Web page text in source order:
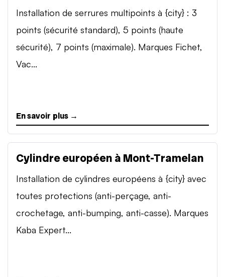
Installation de serrures multipoints à {city} : 3
points (sécurité standard), 5 points (haute
sécurité), 7 points (maximale). Marques Fichet,
Vac...
En savoir plus →
Cylindre européen à Mont-Tramelan
Installation de cylindres européens à {city} avec
toutes protections (anti-perçage, anti-
crochetage, anti-bumping, anti-casse). Marques
Kaba Expert...